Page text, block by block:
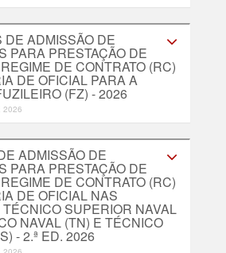
ADMISSÃO DE
PARA PRESTAÇÃO DE
DE CONTRATO (RC)
DE OFICIAL PARA A
(FZ) - 2026
2026
ADMISSÃO DE
PARA PRESTAÇÃO DE
DE CONTRATO (RC)
DE OFICIAL NAS
SUPERIOR NAVAL
NAVAL (TN) E TÉCNICO
- 2.ª ED. 2026